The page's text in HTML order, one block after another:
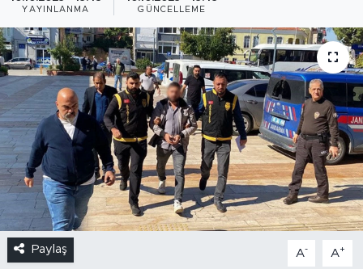
YAYINLANMA GÜNCELLEME
Paylaş A- A+